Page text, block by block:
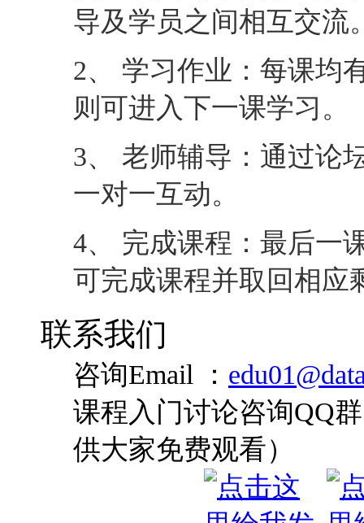
导及学员之间相互交流
2、 学习作业：每课均
则可进入下一课学习。
3、 老师辅导：通过论
一对一互动。
4、 完成课程：最后一
可完成课程并取回相应
联系我们
咨询Email ：
课程入门讨论咨询QQ
供大家免费观看）